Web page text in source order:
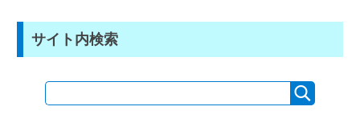
サイト内検索